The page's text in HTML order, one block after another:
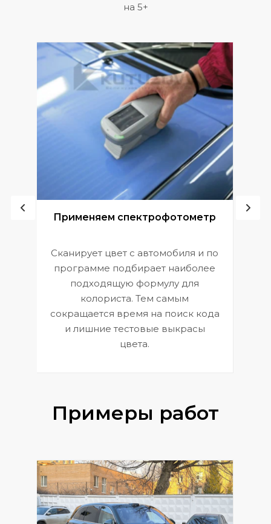
на 5+
Применяем спектрофотометр
Сканирует цвет с автомобиля и по
программе подбирает наиболее
подходящую формулу для
колориста. Тем самым
сокращается время на поиск кода
и лишние тестовые выкрасы
цвета.
Примеры работ